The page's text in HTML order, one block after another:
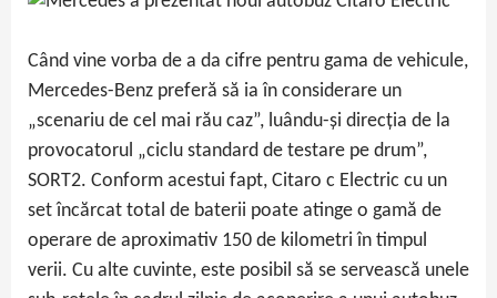
Când vine vorba de a da cifre pentru gama de vehicule,
Mercedes-Benz preferă să ia în considerare un
„scenariu de cel mai rău caz”, luându-și direcția de la
provocatorul „ciclu standard de testare pe drum”,
SORT2. Conform acestui fapt, Citaro c Electric cu un
set încărcat total de baterii poate atinge o gamă de
operare de aproximativ 150 de kilometri în timpul
verii. Cu alte cuvinte, este posibil să se servească unele